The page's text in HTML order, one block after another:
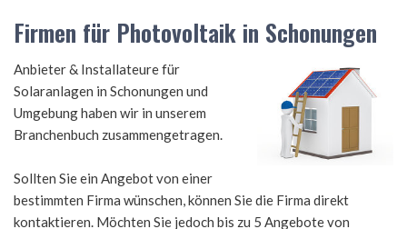
Firmen für Photovoltaik in Schonungen
Anbieter & Installateure für
Solaranlagen in Schonungen und
Umgebung haben wir in unserem
Branchenbuch zusammengetragen.
Sollten Sie ein Angebot von einer
bestimmten Firma wünschen, können Sie die Firma direkt
kontaktieren. Möchten Sie jedoch bis zu 5 Angebote von